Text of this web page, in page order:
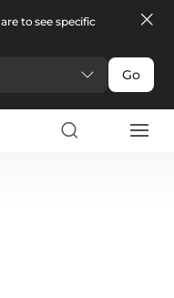
to see specific
Go